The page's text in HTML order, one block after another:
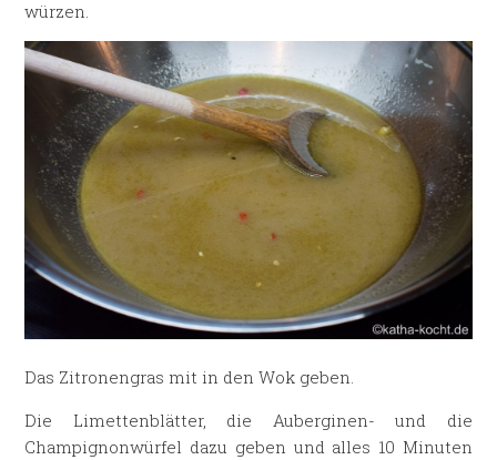
würzen.
Das Zitronengras mit in den Wok geben.
Die Limettenblätter, die Auberginen- und die
Champignonwürfel dazu geben und alles 10 Minuten